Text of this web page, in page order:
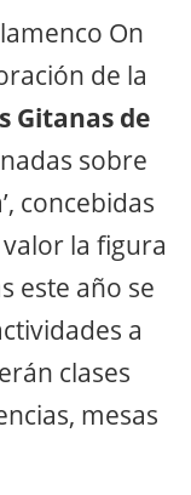
On
de la
Gitanas de
sobre
concebidas
la figura
este año se
a
clases
mesas